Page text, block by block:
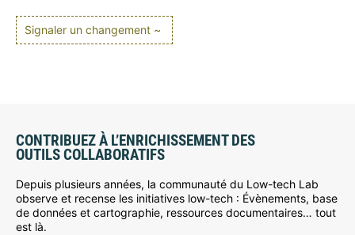
Signaler un changement ~
CONTRIBUEZ À L’ENRICHISSEMENT DES
OUTILS COLLABORATIFS
Depuis plusieurs années, la communauté du Low-tech Lab
observe et recense les initiatives low-tech : Évènements, base
de données et cartographie, ressources documentaires… tout
est là.